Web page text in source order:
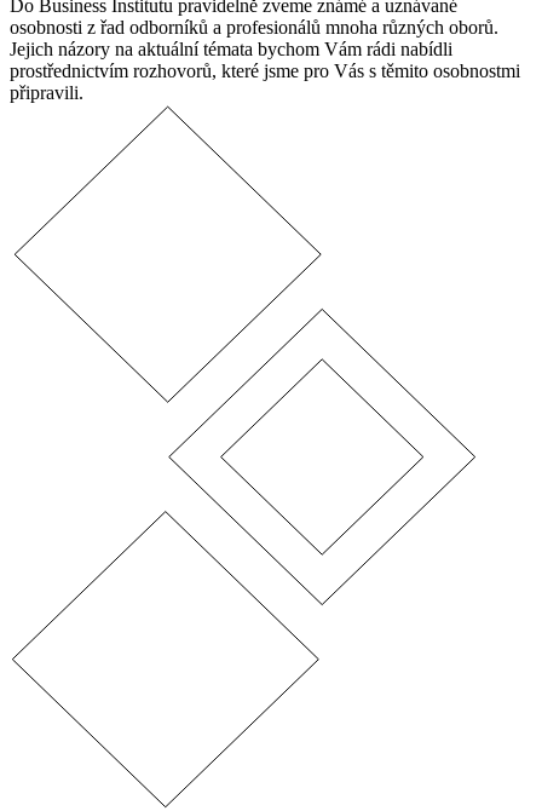
Do Business Institutu pravidelně zveme známé a uznávané
osobnosti z řad odborníků a profesionálů mnoha různých oborů.
Jejich názory na aktuální témata bychom Vám rádi nabídli
prostřednictvím rozhovorů, které jsme pro Vás s těmito osobnostmi
připravili.